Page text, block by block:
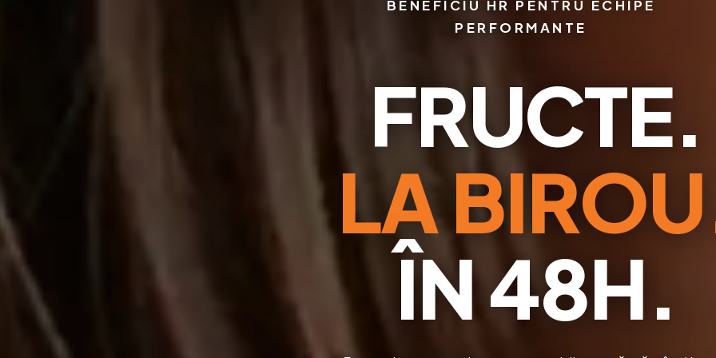
BENEFICIU HR PENTRU ECHIPE
PERFORMANTE
FRUCTE.
LA
ÎN 48H.